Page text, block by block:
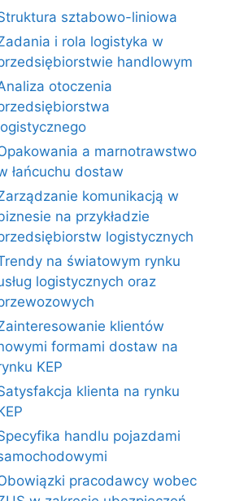
sztabowo-liniowa
i rola logistyka w
handlowym
otoczenia
a marnotrawstwo
łańcuchu dostaw
komunikacją w
na przykładzie
logistycznych
na światowym rynku
logistycznych oraz
klientów
formami dostaw na
KEP
klienta na rynku
handlu pojazdami
pracodawcy wobec